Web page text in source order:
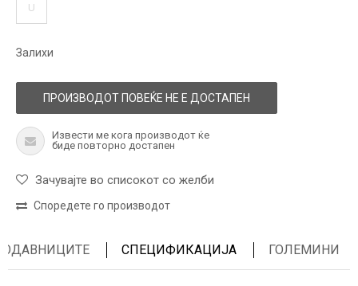
U
Залихи
ПРОИЗВОДОТ ПОВЕЌЕ НЕ Е ДОСТАПЕН
Извести ме кога производот ќе
биде повторно достапен
Зачувајте во списокот со желби
Споредете го производот
СПЕЦИФИКАЦИЈА ГОЛЕМИНИ